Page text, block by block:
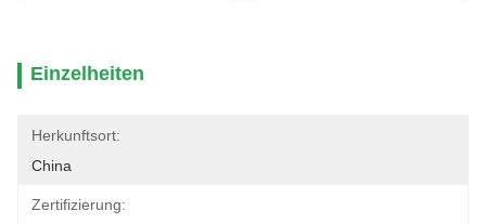
Einzelheiten
Herkunftsort:
China
Zertifizierung: